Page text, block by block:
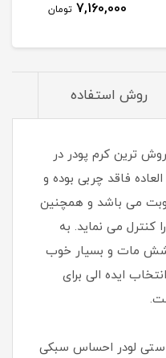
تومان
روش استفاده
ترین کرم پودر در
فاقد چربی بوده و
می باشد و همچنین
کنترل می نماید. به
ساعته و پوشش مات و بسیار خوب
ایده الی برای
استی لودر احساس سبکی